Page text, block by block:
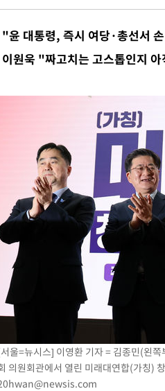
규제합리화위원회 부위원장에 김태유
윤리위, '돌려차기 발언' 진종오·서범수
사업체 일자리, 7월에 2.3만개 순감하고
보] 미 사업체, 일자리 7월에 2.3만 개 줄
, "오만과 '중앙 단일 루트' 합의…북쪽
기온 소폭 하락"…수도권 폭염중대경보
보]이 대통령, '호우피해' 안동·의성 관
독]중수청 지원 검사들, 정원 초과 시 낮
최고 37도 찜통더위…곳곳 소나기·강원
하이닉스, 용인·청주 팹에 54조 투자
배구 이재영·이다영 자매, 아제르바이잔
인 심판 성 접대 7경기 들여다보니…한국
]코스닥, 2.86포인트(0.36%) 내린
]코스피, 6200선 약보합…0.60% 내린
]원·달러 환율, 7.7원 내린 1416.1원 마감
] 노원서 40.1도 관측…서울, 2018년 이
]종합특검, '계엄 수용공간 확보' 신용해
들도 주목한 韓축구 파문…"국민적 공분
간 압수수색에 성접대 파문까지…'쑥대밭
"윤 대통령, 즉시 여당·총선서
이원욱 "짜고치는 고스톱인지
울=뉴시스] 이영환 기자 = 김종민(왼
의원회관에서 열린 미래대연합(가칭)